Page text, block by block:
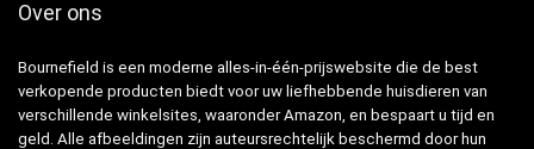
Over ons
Bournefield is een moderne alles-in-één-prijswebsite die de best
verkopende producten biedt voor uw liefhebbende huisdieren van
verschillende winkelsites, waaronder Amazon, en bespaart u tijd en
geld. Alle afbeeldingen zijn auteursrechtelijk beschermd door hun